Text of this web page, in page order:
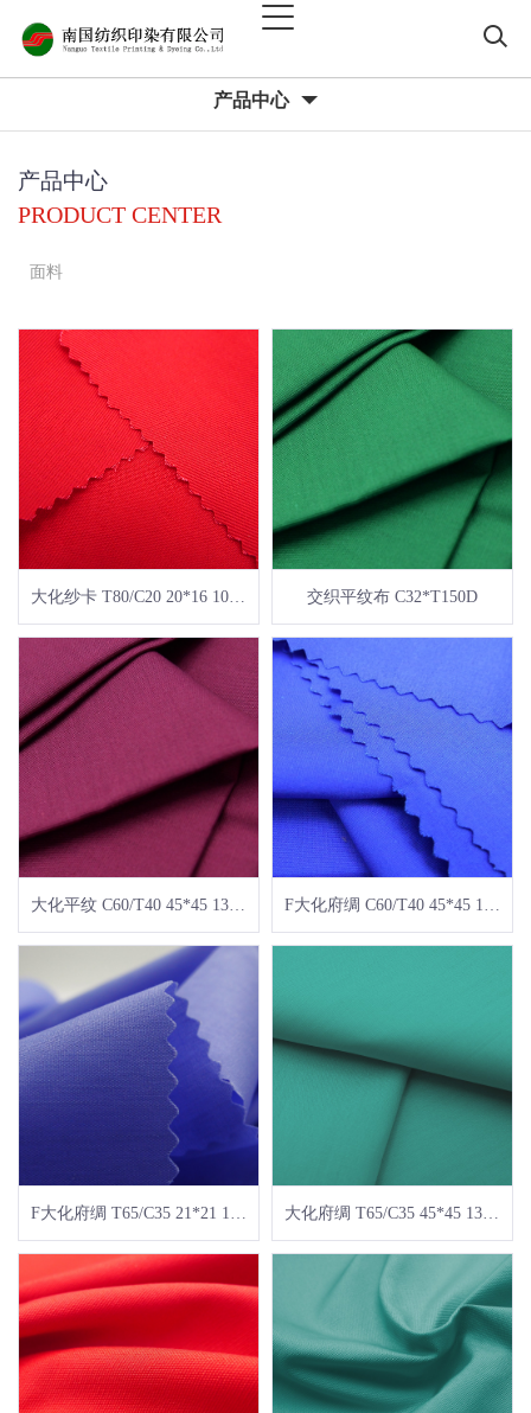
产品中心
产品中心
PRODUCT CENTER
面料
大化纱卡 T80/C20 20*16 108*58 交织平纹布 C32*T150D
大化平纹 C60/T40 45*45 133*94 F大化府绸 C60/T40 45*45 133*72
F大化府绸 T65/C35 21*21 100*50 大化府绸 T65/C35 45*45 133*94